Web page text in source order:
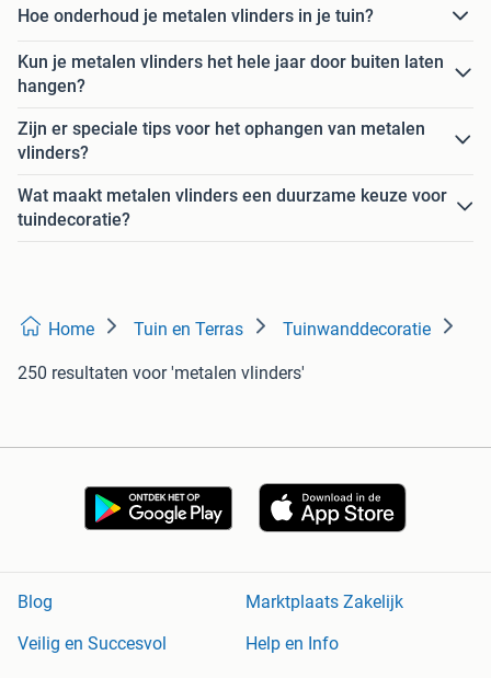
Hoe onderhoud je metalen vlinders in je tuin?
Kun je metalen vlinders het hele jaar door buiten laten
hangen?
Zijn er speciale tips voor het ophangen van metalen
vlinders?
Wat maakt metalen vlinders een duurzame keuze voor
tuindecoratie?
Home Tuin en Terras Tuinwanddecoratie
250 resultaten voor 'metalen vlinders'
Blog
Marktplaats Zakelijk
Veilig en Succesvol
Help en Info